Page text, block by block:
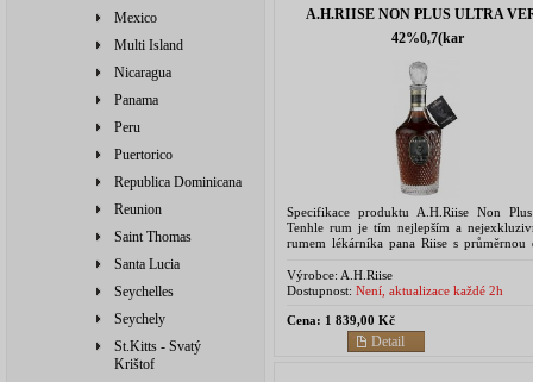
Mexico
Multi Island
Nicaragua
Panama
Peru
Puertorico
Republica Dominicana
Reunion
Saint Thomas
Santa Lucia
Seychelles
Seychely
St.Kitts - Svatý
Krištof
A.H.RIISE NON PLUS ULTRA
42%0,7(kar
Specifikace produktu A.H.Riise Non
Tenhle rum je tím nejlepším a
rumem lékárníka pana Riise s průměrnou
tohoto...
Výrobce: A.H.Riise
Dostupnost: Není, aktualizace každé 2h
Cena: 1 839,00 Kč
Detail